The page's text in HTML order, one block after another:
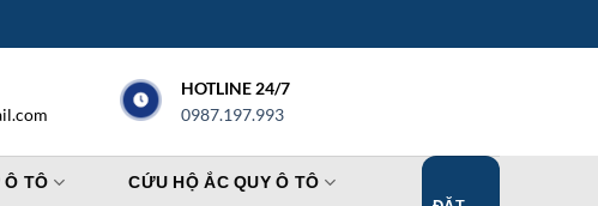
HOTLINE 24/7
0987.197.993
Ô TÔ CỨU HỘ ẮC QUY Ô TÔ